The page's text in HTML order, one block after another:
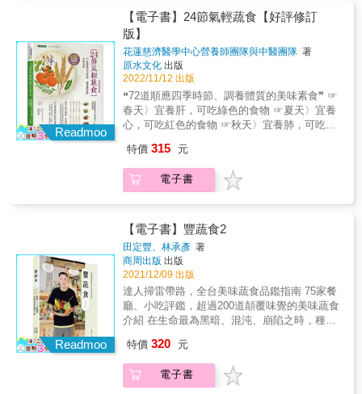
小講堂：破除五大營養素常見的迷思，建立正
確的素食飲食觀念。 ●健康食材介紹：從調味
料成分到食材所含營養素，均另闢專欄解說，
替你的健康把關。 &
式風味料理。 &
的搭配，除了利用食材本身的天然色彩搭配出
美味外，還可善用調味料、高湯等，做出義
式、法式、韓式等風味料理。 & ＊ 少了蛋、肉
類、海鮮，蛋白質的攝取該如何補足？ &rarr;
利用豆腐、豆皮、車麩等食材，補充蛋白質，
還能製作出豐厚滿足的口感。 & ◎ 食材好取
得，料理豐富多變 本書原著雖然為日文書，但
大部分的食材在你家隔壁的超市就能買得到，
番茄等，食材方便取得。厲害的是，這些常見
的食材，經過庄司老師的精心設計後，變化出
一道道你以前從沒想過的料理方式與搭配組
式風味料理。 &
理。 〔貼心整理〕 72種有助抗老養五臟的五色
食材速查表 〔專文推薦〕 林俊龍（佛教慈濟醫
療財團法人執行長） 林欣榮（花蓮慈濟醫院院
長） 〔本書適用蛋奶素〕 ✑24節氣養生食療
&mdash;春季篇 【立春】大地回暖陽氣發，飲
食宜清淡，少食辛辣的食物。 【雨水】萬物生
長好時機，多吃綠色食物，有益肝氣升發。
【驚蟄】冬眠而起醒脾胃，多吃富含植物性蛋
白質的食物。 【春分】維持人體陰陽平衡狀
態，避免寒性食物損傷脾胃。 【清明】春天肝
【穀雨】雨量漸多濕氣加重，養生的重點是袪
濕邪護脾胃。 ✑24節氣養生食療&mdash;夏季
篇 【立夏】天氣漸熱，肝氣轉弱心氣增，飲食
安，清熱利濕的食物可解煩悶。 【芒種】暑濕
困脾更要當心粽子，清熱祛濕食材開胃消脹。
【夏至】天熱食慾差，護心冷食不可多，補充
水分為優先。 【小暑】避免太陽過度曝曬，養
生宜開胃、除濕、助消化。 【大暑】高溫高濕
大地像蒸籠，降火排濕食材治『苦夏症。』
✑24節氣養生食療&mdash;秋季篇 【立秋】陽
肺。 【處暑】暑熱終結轉秋燥，預防秋老虎首
重滋陰清熱潤燥。 【白露】日夜溫差大，勿貪
涼。宜滋補養陰，轉骨好時機。 【秋分】日夜
Readmoo
【電子書】24節氣輕蔬食【好評修訂
版】
花蓮慈濟醫學中心營養師團隊與中醫團隊 著
原水文化 出版
2022/11/12 出版
❝72道順應四季時節、調養體質的美味素食❞ ☞
春天〉宜養肝，可吃綠色的食物 ☞夏天〉宜養
心，可吃紅色的食物 ☞秋天〉宜養肺，可吃白
✯★最用心的中醫師+營養師 結合中醫師對應節
氣與食材的養生法， 搭配營養師精心設計營養
又健康美食。 & ✯★365天讓身體無負擔的美味
理。 〔貼心整理〕 72種有助抗老養五臟的五色
食材速查表 〔專文推薦〕 林俊龍（佛教慈濟醫
療財團法人執行長） 林欣榮（花蓮慈濟醫院院
長） 〔本書適用蛋奶素〕 ✑24節氣養生食療
&mdash;春季篇 【立春】大地回暖陽氣發，飲
食宜清淡，少食辛辣的食物。 【雨水】萬物生
長好時機，多吃綠色食物，有益肝氣升發。
【驚蟄】冬眠而起醒脾胃，多吃富含植物性蛋
白質的食物。 【春分】維持人體陰陽平衡狀
氣最旺盛之時，養生首重疏肝與調暢情志。
【穀雨】雨量漸多濕氣加重，養生的重點是袪
特價 315 元
電子書
Readmoo
【電子書】豐蔬食2
田定豐、林承彥 著
商周出版 出版
2021/12/09 出版
達人掃雷帶路，全台美味蔬食品鑑指南 75家餐
廳、小吃評鑑，超過200道顛覆味覺的美味蔬食
介紹 在生命最為黑暗、混沌、崩陷之時，種子
為不過是小小的飲食習慣改變，卻連帶影響了
人生的各個面向，包括生活態度與價值觀。 吃
素二十多年，田定豐意識到，世上沒有什麼事
特價 320 元
電子書